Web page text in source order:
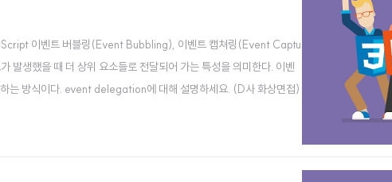
이벤트 버블링(Event Bubbling), 이벤트 캡쳐링(Event Captu
발생했을 때 더 상위 요소들로 전달되어 가는 특성을 의미한다. 이벤
는 방식이다. event delegation에 대해 설명하세요. (D사 화상면접)